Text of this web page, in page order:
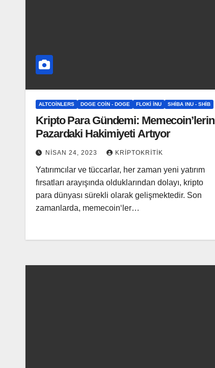
ALTCOINLERS DOGE COIN - DOGE FLOKI İNU SHIBA INU - SHIB
Kripto Para Gündemi: Memecoin’lerin
Pazardaki Hakimiyeti Artıyor
NISAN 24, 2023 KRIPTOKRITIK
Yatırımcılar ve tüccarlar, her zaman yeni yatırım
fırsatları arayışında olduklarından dolayı, kripto
para dünyası sürekli olarak gelişmektedir. Son
zamanlarda, memecoin‘ler…